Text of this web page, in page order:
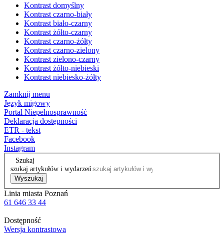
Kontrast domyślny
Kontrast czarno-biały
Kontrast biało-czarny
Kontrast żółto-czarny
Kontrast czarno-żółty
Kontrast czarno-zielony
Kontrast zielono-czarny
Kontrast żółto-niebieski
Kontrast niebiesko-żółty
Zamknij menu
Język migowy
Portal Niepełnosprawność
Deklaracja dostępności
ETR - tekst
Facebook
Instagram
Szukaj
szukaj artykułów i wydarzeń
Wyszukaj
Linia miasta Poznań
61 646 33 44
Dostępność
Wersja kontrastowa